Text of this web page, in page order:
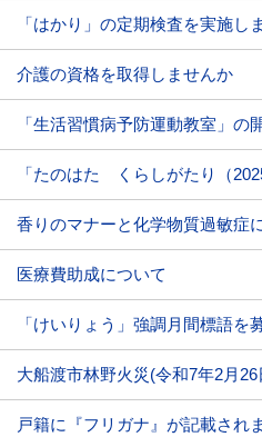
「はかり」の定期検査を実施し
介護の資格を取得しませんか
「生活習慣病予防運動教室」の
医療費助成について
「けいりょう」強調月間標語を